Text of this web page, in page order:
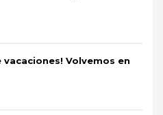
vacaciones! Volvemos en